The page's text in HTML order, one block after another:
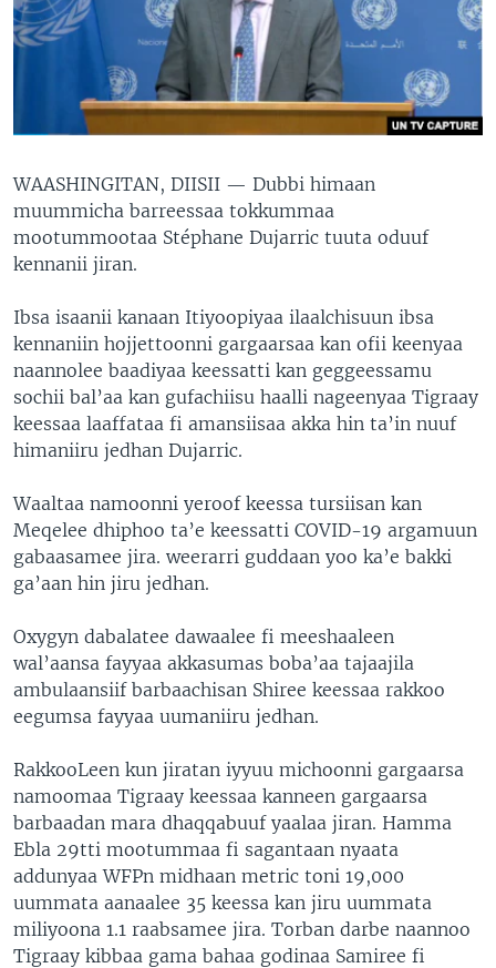
WAASHINGITAN, DIISII — Dubbi himaan
muummicha barreessaa tokkummaa
mootummootaa Stéphane Dujarric tuuta oduuf
kennanii jiran.
Ibsa isaanii kanaan Itiyoopiyaa ilaalchisuun ibsa
kennaniin hojjettoonni gargaarsaa kan ofii keenyaa
naannolee baadiyaa keessatti kan geggeessamu
sochii bal’aa kan gufachiisu haalli nageenyaa Tigraay
keessaa laaffataa fi amansiisaa akka hin ta’in nuuf
himaniiru jedhan Dujarric.
Waaltaa namoonni yeroof keessa tursiisan kan
Meqelee dhiphoo ta’e keessatti COVID-19 argamuun
gabaasamee jira. weerarri guddaan yoo ka’e bakki
ga’aan hin jiru jedhan.
Oxygyn dabalatee dawaalee fi meeshaaleen
wal’aansa fayyaa akkasumas boba’aa tajaajila
ambulaansiif barbaachisan Shiree keessaa rakkoo
eegumsa fayyaa uumaniiru jedhan.
RakkooLeen kun jiratan iyyuu michoonni gargaarsa
namoomaa Tigraay keessaa kanneen gargaarsa
barbaadan mara dhaqqabuuf yaalaa jiran. Hamma
Ebla 29tti mootummaa fi sagantaan nyaata
addunyaa WFPn midhaan metric toni 19,000
uummata aanaalee 35 keessa kan jiru uummata
miliyoona 1.1 raabsamee jira. Torban darbe naannoo
Tigraay kibbaa gama bahaa godinaa Samiree fi